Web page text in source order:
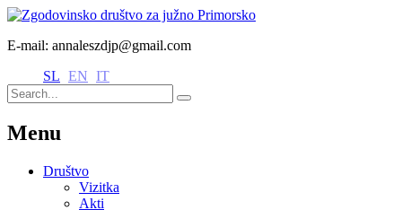
E-mail: annaleszdjp@gmail.com
SL EN IT
Menu
Društvo
Vizitka
Akti